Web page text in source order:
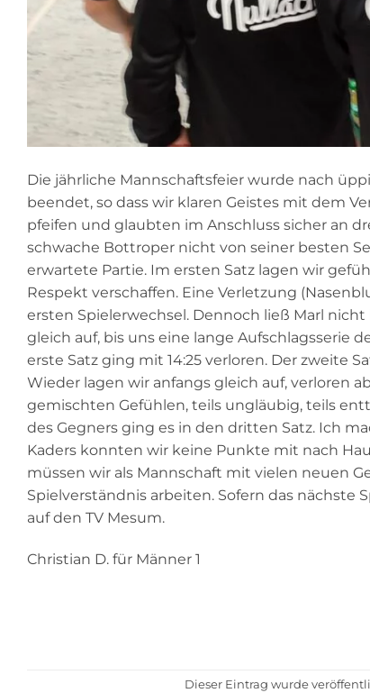
Die jährliche Mannschaftsfeier wurde nach
beendet, so dass wir klaren Geistes mit dem
pfeifen und glaubten im Anschluss sicher an
schwache Bottroper nicht von seiner besten
erwartete Partie. Im ersten Satz lagen wir
Respekt verschaffen. Eine Verletzung
ersten Spielerwechsel. Dennoch ließ Marl
gleich auf, bis uns eine lange Aufschlagsserie
erste Satz ging mit 14:25 verloren. Der zweite
Wieder lagen wir anfangs gleich auf, verloren
gemischten Gefühlen, teils ungläubig, teils
des Gegners ging es in den dritten Satz. Ich
Kaders konnten wir keine Punkte mit nach
müssen wir als Mannschaft mit vielen neuen
Spielverständnis arbeiten. Sofern das
auf den TV Mesum.
Christian D. für Männer 1
Dieser Eintrag wurde